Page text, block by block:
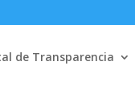
de Transparencia